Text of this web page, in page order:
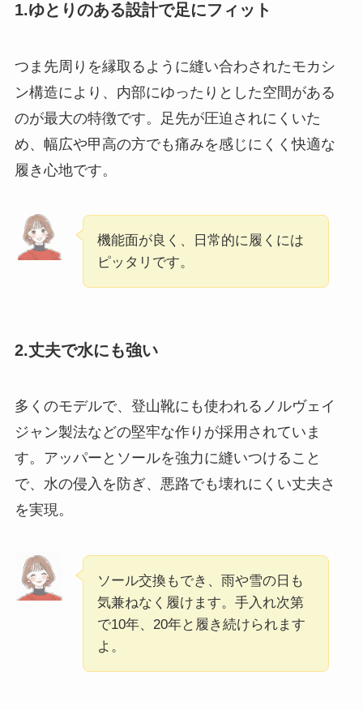
1.ゆとりのある設計で足にフィット
つま先周りを縁取るように縫い合わされたモカシ
ン構造により、内部にゆったりとした空間がある
のが最大の特徴です。足先が圧迫されにくいた
め、幅広や甲高の方でも痛みを感じにくく快適な
履き心地です。
機能面が良く、日常的に履くには
ピッタリです。
2.丈夫で水にも強い
多くのモデルで、登山靴にも使われるノルヴェイ
ジャン製法などの堅牢な作りが採用されていま
す。アッパーとソールを強力に縫いつけること
で、水の侵入を防ぎ、悪路でも壊れにくい丈夫さ
を実現。
ソール交換もでき、雨や雪の日も
気兼ねなく履けます。手入れ次第
で10年、20年と履き続けられます
よ。